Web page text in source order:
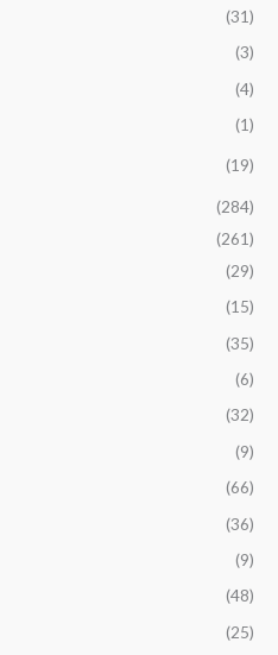
(31)
(3)
(4)
(1)
(19)
(284)
(261)
(29)
(15)
(35)
(6)
(32)
(9)
(66)
(36)
(9)
(48)
(25)